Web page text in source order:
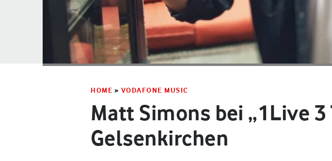
HOME » VODAFONE MUSIC
Matt Simons bei „1Live 3
Gelsenkirchen